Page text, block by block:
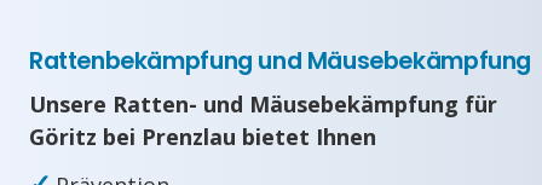
Rattenbekämpfung und Mäusebekämpfung
Unsere Ratten- und Mäusebekämpfung für
Göritz bei Prenzlau bietet Ihnen